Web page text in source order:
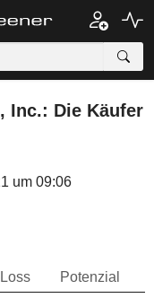
Inc.: Die Käufer
um 09:06
Potenzial